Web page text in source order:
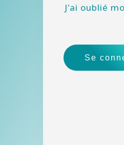
J'ai oublié
Se